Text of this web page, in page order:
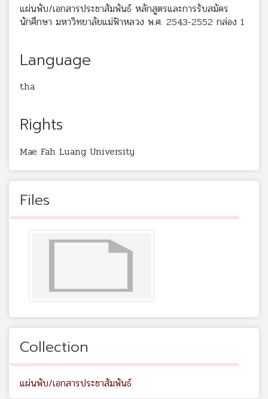
แผ่นพับ/เอกสารประชาสัมพันธ์ หลักสูตรและการรับสมัคร
นักศึกษา มหาวิทยาลัยแม่ฟ้าหลวง พ.ศ. 2543-2552 กล่อง 1
Language
tha
Rights
Mae Fah Luang University
Files
Collection
แผ่นพับ/เอกสารประชาสัมพันธ์